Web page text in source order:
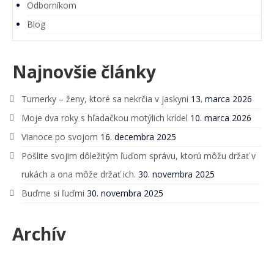
Odborníkom
Blog
Najnovšie články
Turnerky – ženy, ktoré sa nekrčia v jaskyni 13. marca 2026
Moje dva roky s hľadačkou motýlich krídel 10. marca 2026
Vianoce po svojom 16. decembra 2025
Pošlite svojim dôležitým ľuďom správu, ktorú môžu držať v
rukách a ona môže držať ich. 30. novembra 2025
Buďme si ľuďmi 30. novembra 2025
Archív